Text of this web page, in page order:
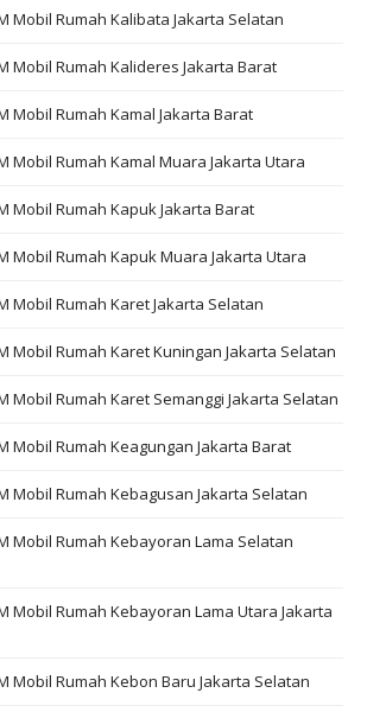
Mobil Rumah Kalibata Jakarta Selatan
Mobil Rumah Kalideres Jakarta Barat
Mobil Rumah Kamal Jakarta Barat
Mobil Rumah Kamal Muara Jakarta Utara
Mobil Rumah Kapuk Jakarta Barat
Mobil Rumah Kapuk Muara Jakarta Utara
Mobil Rumah Karet Jakarta Selatan
Mobil Rumah Karet Kuningan Jakarta Selatan
Mobil Rumah Karet Semanggi Jakarta Selatan
Mobil Rumah Keagungan Jakarta Barat
Mobil Rumah Kebagusan Jakarta Selatan
Mobil Rumah Kebayoran Lama Selatan
Mobil Rumah Kebayoran Lama Utara Jakarta
Mobil Rumah Kebon Baru Jakarta Selatan